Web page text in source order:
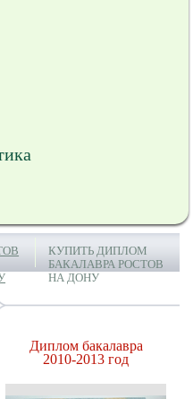
КУПИТЬ ДИПЛОМ
БАКАЛАВРА РОСТОВ
НА ДОНУ
Диплом бакалавра
2010-2013 год